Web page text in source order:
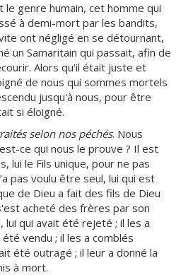
genre humain, cet homme qui
à demi-mort par les bandits,
ont négligé en se détournant,
un Samaritain qui passait, afin de
Alors qu'il était juste et
de nous qui sommes mortels
jusqu'à nous, pour être
si éloigné.
selon nos péchés. Nous
ce qui nous le prouve ? Il est
lui le Fils unique, pour ne pas
pas voulu être seul, lui qui est
de Dieu a fait des fils de Dieu
acheté des frères par son
lui qui avait été rejeté ; il les a
vendu ; il les a comblés
été outragé ; il leur a donné la
à mort.